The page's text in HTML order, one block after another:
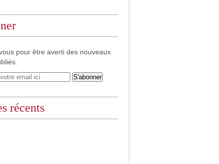
pour être averti des nouveaux
récents